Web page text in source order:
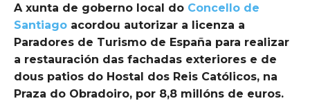
A xunta de goberno local do Concello de
Santiago acordou autorizar a licenza a
Paradores de Turismo de España para realizar
a restauración das fachadas exteriores e de
dous patios do Hostal dos Reis Católicos, na
Praza do Obradoiro, por 8,8 millóns de euros.